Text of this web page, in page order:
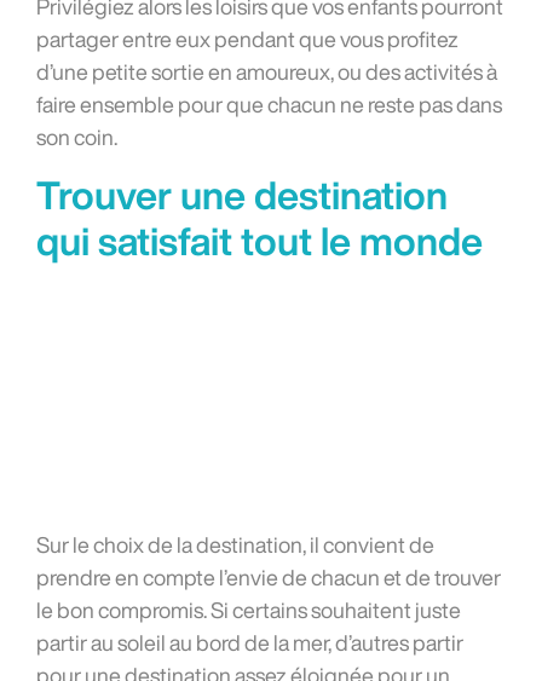
Privilégiez alors les loisirs que vos enfants pourront
partager entre eux pendant que vous profitez
d’une petite sortie en amoureux, ou des activités à
faire ensemble pour que chacun ne reste pas dans
son coin.
Trouver une destination
qui satisfait tout le monde
Sur le choix de la destination, il convient de
prendre en compte l’envie de chacun et de trouver
le bon compromis. Si certains souhaitent juste
partir au soleil au bord de la mer, d’autres partir
pour une destination assez éloignée pour un